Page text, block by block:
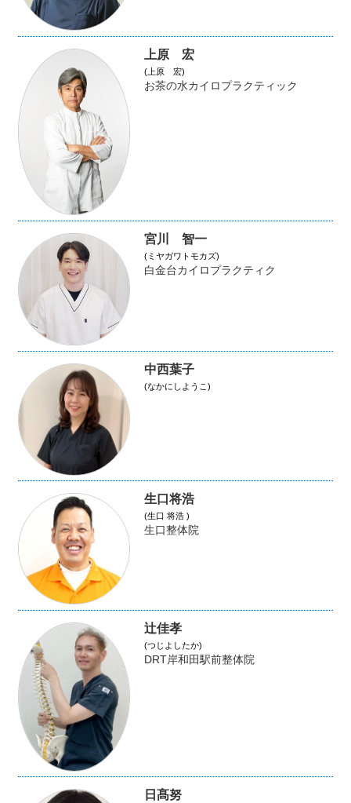
上原 宏
(上原 宏)
お茶の水カイロプラクティック
宮川 智一
(ミヤガワトモカズ)
白金台カイロプラクティク
中西葉子
(なかにしようこ)
生口将浩
(生口 将浩 )
生口整体院
辻佳孝
(つじよしたか)
DRT岸和田駅前整体院
日髙努